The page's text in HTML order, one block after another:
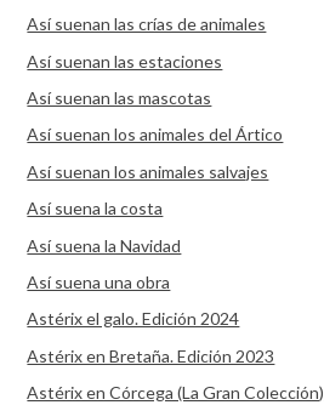
Así suenan las crías de animales
Así suenan las estaciones
Así suenan las mascotas
Así suenan los animales del Ártico
Así suenan los animales salvajes
Así suena la costa
Así suena la Navidad
Así suena una obra
Astérix el galo. Edición 2024
Astérix en Bretaña. Edición 2023
Astérix en Córcega (La Gran Colección)